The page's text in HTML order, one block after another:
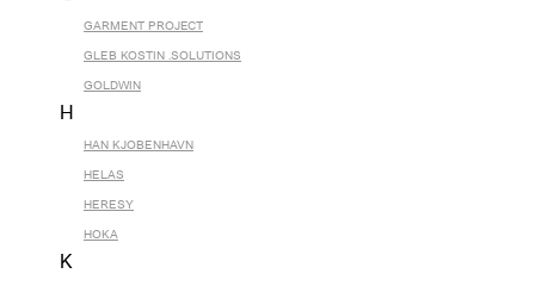
GARMENT PROJECT
GLEB KOSTIN .SOLUTIONS
GOLDWIN
H
HAN KJOBENHAVN
HELAS
HERESY
HOKA
K